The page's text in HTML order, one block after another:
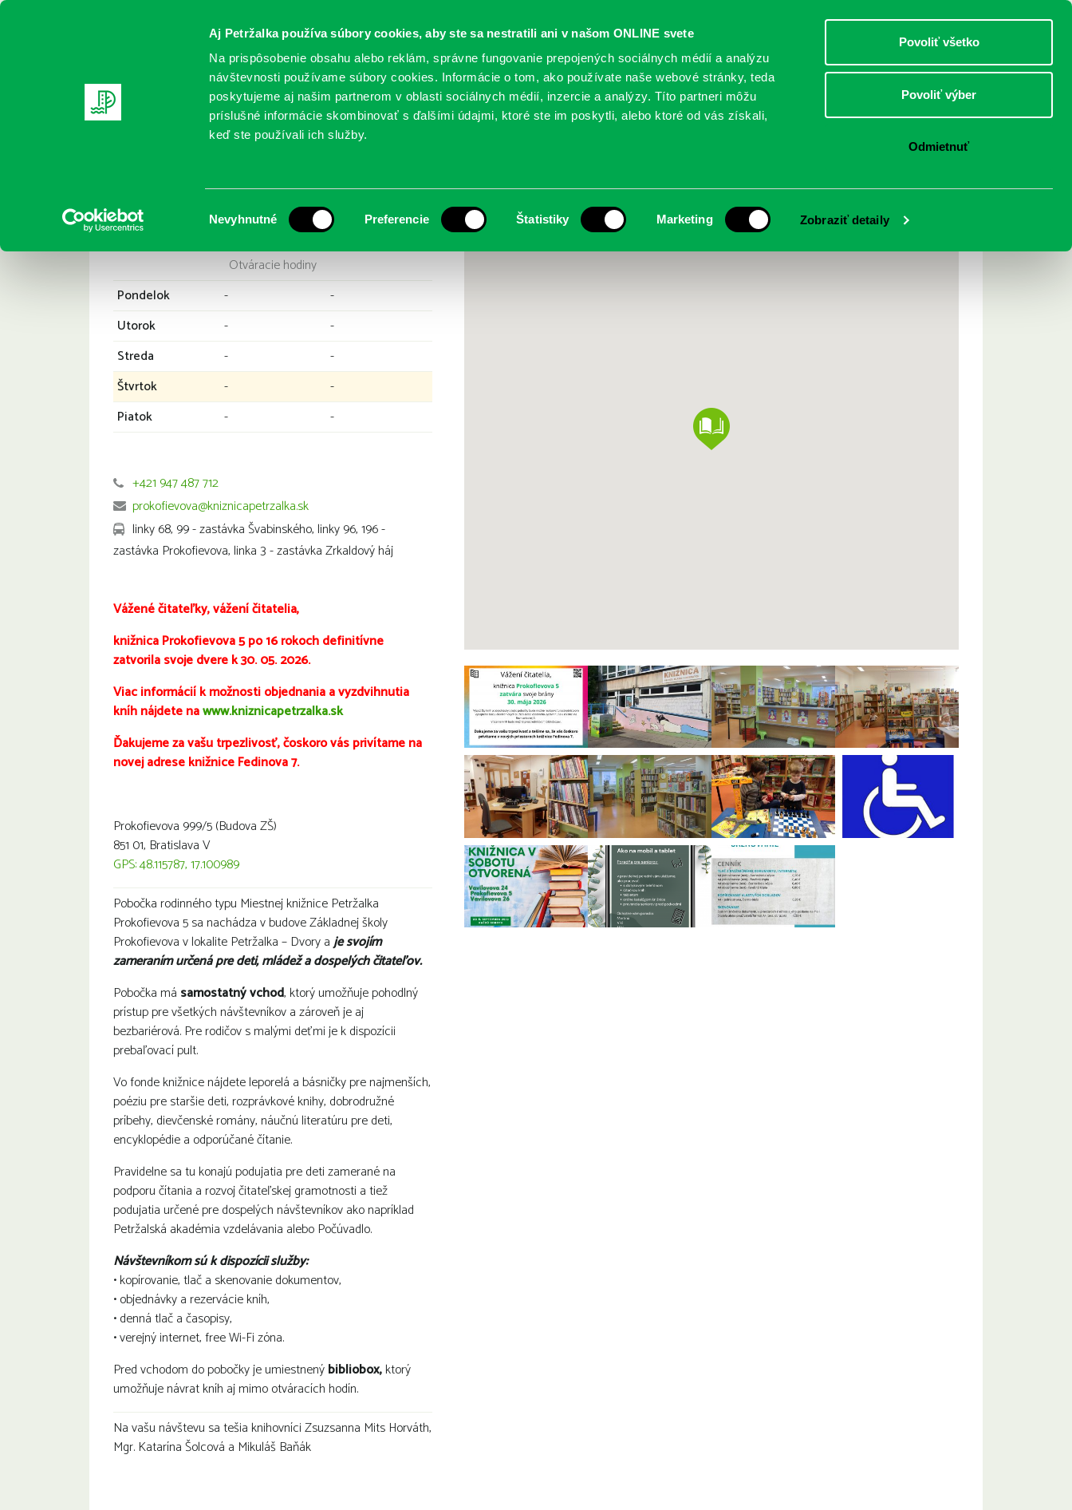
Aj Petržalka používa súbory cookies, aby ste sa nestratili ani v našom ONLINE svete
Na prispôsobenie obsahu alebo reklám, správne fungovanie prepojených sociálnych médií a analýzu
návštevnosti používame súbory cookies. Informácie o tom, ako používate naše webové stránky, teda
poskytujeme aj našim partnerom v oblasti sociálnych médií, inzercie a analýzy. Títo partneri môžu
príslušné informácie skombinovať s ďalšími údajmi, ktoré ste im poskytli, alebo ktoré od vás získali,
keď ste používali ich služby.
súhlasu
Nevyhnutné Preferencie Štatistiky Marketing Zobraziť detaily
Povoliť všetko
Povoliť výber
Odmietnuť
DOSPELÍ
REGISTRUJTE SA ONLINE KATALÓGY SLUŽBY PODUJATIA POBOČKY O KNIŽNICI
Knižnica Petržalka, Prokofievova 5
Otváracie hodiny
Pondelok
-
-
Utorok
-
-
Streda
-
-
Štvrtok
-
-
Piatok
- -
+421 947 487 712
prokofievova@kniznicapetrzalka.sk
linky 68, 99 - zastávka Švabinského, linky 96, 196 -
zastávka Prokofievova, linka 3 - zastávka Zrkaldový háj
Vážené čitateľky, vážení čitatelia,
knižnica Prokofievova 5 po 16 rokoch definitívne
zatvorila svoje dvere k 30. 05. 2026.
Viac informácií k možnosti objednania a vyzdvihnutia
kníh nájdete nawww.kniznicapetrzalka.sk
Ďakujeme za vašu trpezlivosť, čoskoro vás privítame na
novej adrese knižnice Fedinova 7.
Prokofievova 999/5 (Budova ZŠ)
851 01, Bratislava V
GPS: 48.115787, 17.100989
Pobočka rodinného typu Miestnej knižnice Petržalka
Prokofievova 5 sa nachádza v budove Základnej školy
Prokofievova v lokalite Petržalka – Dvory aje svojím
zameraním určená pre deti, mládež a dospelých čitateľov.
Pobočka má samostatný vchod, ktorý umožňuje pohodlný
prístup pre všetkých návštevníkov a zároveň je aj
bezbariérová. Pre rodičov s malými deťmi je k dispozícii
prebaľovací pult.
Vo fonde knižnice nájdete leporelá a básničky pre najmenších,
poéziu pre staršie deti, rozprávkové knihy, dobrodružné
príbehy, dievčenské romány, náučnú literatúru pre deti,
encyklopédie a odporúčané čítanie.
Pravidelne sa tu konajú podujatia pre deti zamerané na
podporu čítania a rozvoj čitateľskej gramotnosti a tiež
podujatia určené pre dospelých návštevníkov ako napríklad
Petržalská akadémia vzdelávania alebo Počúvadlo.
Návštevníkom sú k dispozícii služby:
• kopírovanie, tlač a skenovanie dokumentov,
• objednávky a rezervácie kníh,
• denná tlač a časopisy,
• verejný internet, free Wi-Fi zóna.
Pred vchodom do pobočky je umiestnenýbibliobox,ktorý
umožňuje návrat kníh aj mimo otváracích hodín.
Na vašu návštevu sa tešia knihovníci Zsuzsanna Mits Horváth,
Mgr. Katarína Šolcová a Mikuláš Baňák